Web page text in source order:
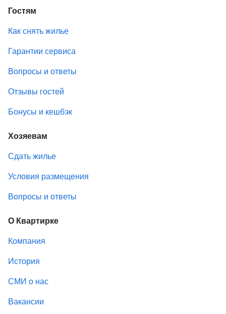
Гостям
Как снять жилье
Гарантии сервиса
Вопросы и ответы
Отзывы гостей
Бонусы и кешбэк
Хозяевам
Сдать жилье
Условия размещения
Вопросы и ответы
О Квартирке
Компания
История
СМИ о нас
Вакансии